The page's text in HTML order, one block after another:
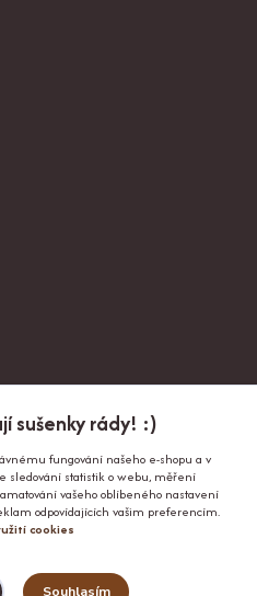
cookies.
sušenky rády! :)
fungování našeho e-shopu a v
sledování statistik o webu, měření
vašeho oblíbeného nastavení
odpovídajících vašim preferencím.
cookies
Souhlasím